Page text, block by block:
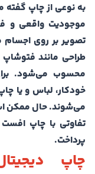
به نوعی از چاپ
موجودیت واقعی و
تصویر بر روی اجسام
طراحی مانند
محسوب می‌شود.
خودکار، لباس و یا
می‌شوند. حال ممکن
تفاوتی با چاپ
پرداخت.
چاپ